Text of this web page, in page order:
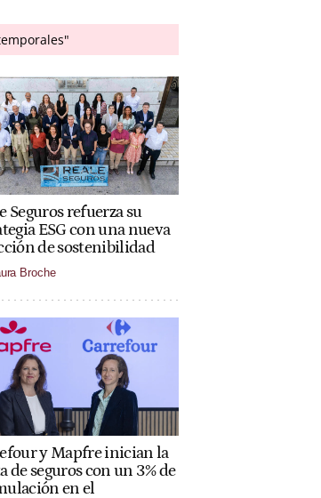
Seguros refuerza su
ESG con una nueva
de sostenibilidad
Broche
y Mapfre inician la
de seguros con un 3% de
en el